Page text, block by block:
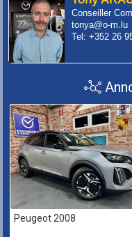
Conseiller
tonya@o-m.lu
Tel: +352 26
Peugeot 2008